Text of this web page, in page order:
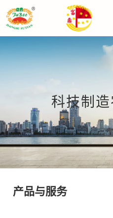
科技制
产品与服务